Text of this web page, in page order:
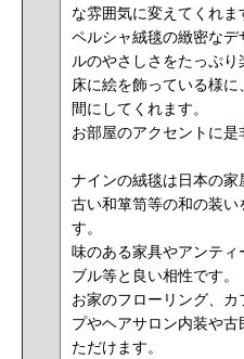
な雰囲気に変えてくれま
ペルシャ絨毯の緻密な
ルのやさしさをたっぷり
床に絵を飾っている様
間にしてくれます。
お部屋のアクセントに是
ナインの絨毯は日本の
古い和箪笥等の和の装い
す。
味のある家具やアンテ
ブル等と良い相性です。
お家のフローリング、
プやヘアサロン内装や
ただけます。